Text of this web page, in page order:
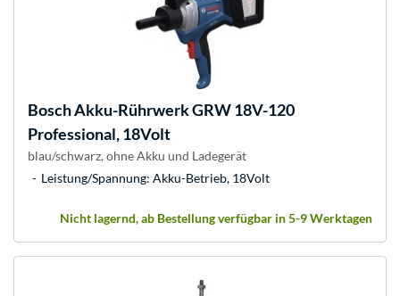
BoschAkku-Rührwerk GRW 18V-120
Professional, 18Volt
blau/schwarz, ohne Akku und Ladegerät
Leistung/Spannung: Akku-Betrieb, 18Volt
Nicht lagernd, ab Bestellung verfügbar in 5-9 Werktagen